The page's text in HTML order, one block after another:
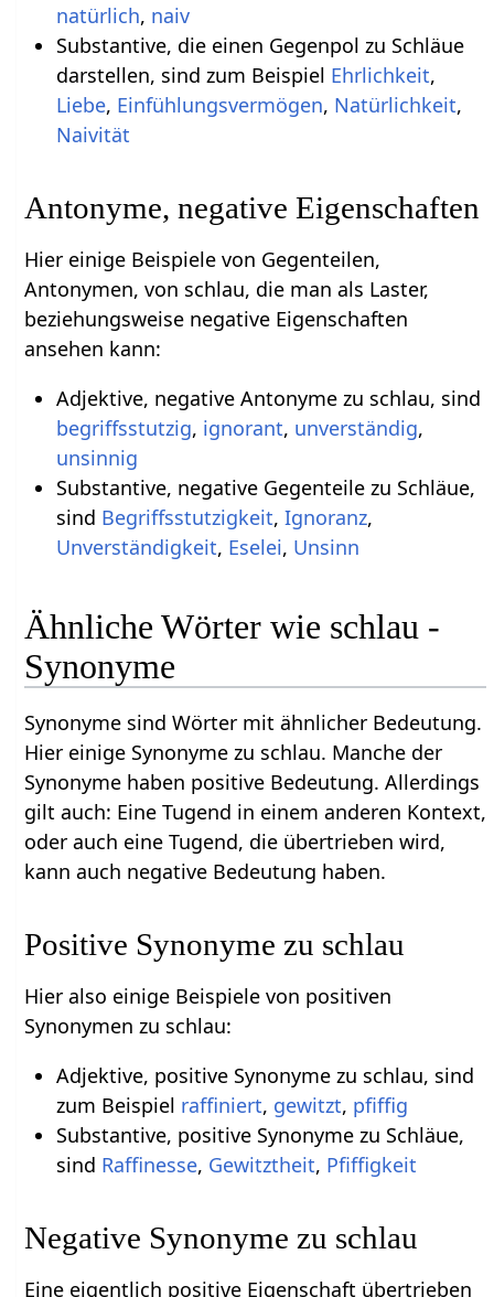
natürlich, naiv
Substantive, die einen Gegenpol zu Schläue
darstellen, sind zum Beispiel Ehrlichkeit,
Liebe, Einfühlungsvermögen, Natürlichkeit,
Naivität
Antonyme, negative Eigenschaften
Hier einige Beispiele von Gegenteilen,
Antonymen, von schlau, die man als Laster,
beziehungsweise negative Eigenschaften
ansehen kann:
Adjektive, negative Antonyme zu schlau, sind
begriffsstutzig, ignorant, unverständig,
unsinnig
Substantive, negative Gegenteile zu Schläue,
sind Begriffsstutzigkeit, Ignoranz,
Unverständigkeit, Eselei, Unsinn
Ähnliche Wörter wie schlau -
Synonyme
Synonyme sind Wörter mit ähnlicher Bedeutung.
Hier einige Synonyme zu schlau. Manche der
Synonyme haben positive Bedeutung. Allerdings
gilt auch: Eine Tugend in einem anderen Kontext,
oder auch eine Tugend, die übertrieben wird,
kann auch negative Bedeutung haben.
Positive Synonyme zu schlau
Hier also einige Beispiele von positiven
Synonymen zu schlau:
Adjektive, positive Synonyme zu schlau, sind
zum Beispiel raffiniert, gewitzt, pfiffig
Substantive, positive Synonyme zu Schläue,
sind Raffinesse, Gewitztheit, Pfiffigkeit
Negative Synonyme zu schlau
Eine eigentlich positive Eigenschaft übertrieben